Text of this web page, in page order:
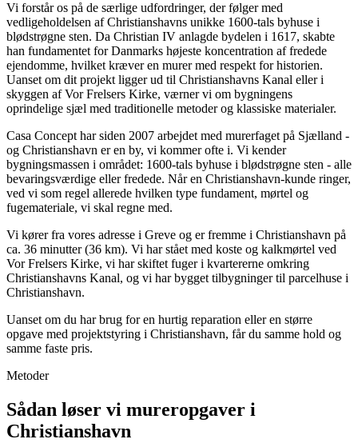
Vi forstår os på de særlige udfordringer, der følger med
vedligeholdelsen af Christianshavns unikke 1600-tals byhuse i
blødstrøgne sten. Da Christian IV anlagde bydelen i 1617, skabte
han fundamentet for Danmarks højeste koncentration af fredede
ejendomme, hvilket kræver en murer med respekt for historien.
Uanset om dit projekt ligger ud til Christianshavns Kanal eller i
skyggen af Vor Frelsers Kirke, værner vi om bygningens
oprindelige sjæl med traditionelle metoder og klassiske materialer.
Casa Concept har siden 2007 arbejdet med murerfaget på Sjælland -
og Christianshavn er en by, vi kommer ofte i. Vi kender
bygningsmassen i området: 1600-tals byhuse i blødstrøgne sten - alle
bevaringsværdige eller fredede. Når en Christianshavn-kunde ringer,
ved vi som regel allerede hvilken type fundament, mørtel og
fugemateriale, vi skal regne med.
Vi kører fra vores adresse i Greve og er fremme i Christianshavn på
ca. 36 minutter (36 km). Vi har stået med koste og kalkmørtel ved
Vor Frelsers Kirke, vi har skiftet fuger i kvartererne omkring
Christianshavns Kanal, og vi har bygget tilbygninger til parcelhuse i
Christianshavn.
Uanset om du har brug for en hurtig reparation eller en større
opgave med projektstyring i Christianshavn, får du samme hold og
samme faste pris.
Metoder
Sådan løser vi mureropgaver i
Christianshavn